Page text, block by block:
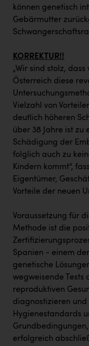
TGW Logistics
TRAILOMAT &
Vier Diamanten
Wir besiegen Krebs
ZGONC
ZULuft - Zukunft Luft
z.l.ö.
Wirtschaftskammer
Dopgas
kunden basics
kontakt
können genetisch
Gebärmutter
KORREKTUR!!
„Wir sind stolz,
Österreich diese
Vielzahl von
deutlich höheren
über 38 Jahre ist zu
Schädigung der
folglich auch zu
Kindern kommt“,
Eigentümer,
Vorteile der neuen
Voraussetzung für
Methode ist die
Spanien - einem
genetische
wegweisende Tests
reproduktiven
diagnostizieren und
Hygienestandards
erfolgreich